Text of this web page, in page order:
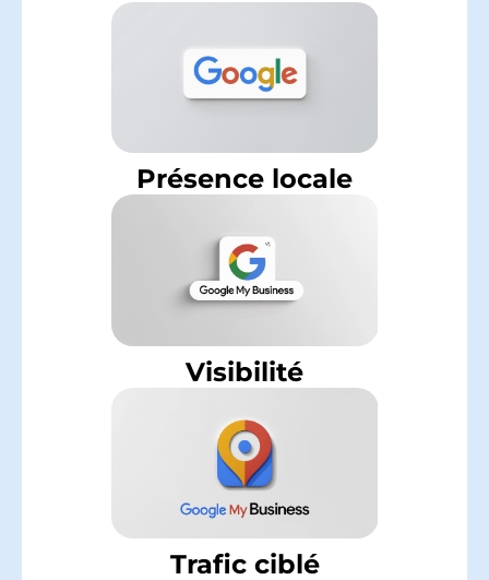
Présence locale
Visibilité
Trafic ciblé